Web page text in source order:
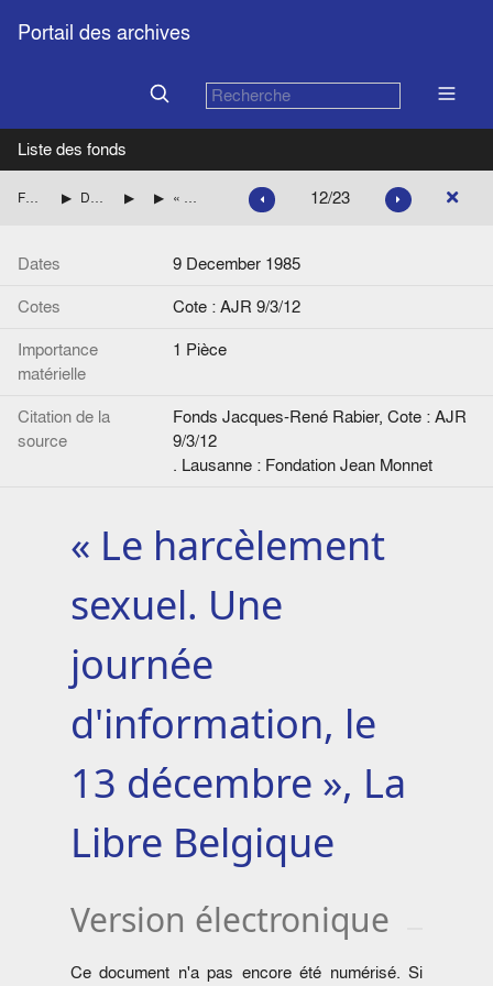
Portail des archives
Liste des fonds
Fonds Jacques-René Rabier Dossiers thématiques sur la construction européenne Femmes et Europe
« Le harcèlement sexuel. Une journée d'information, le 13 décembre », La Libre Belgique 12/23
Dates
9 December 1985
Cotes
Cote : AJR 9/3/12
Importance
matérielle
1 Pièce
Citation de la
source
Fonds Jacques-René Rabier, Cote : AJR
9/3/12
. Lausanne : Fondation Jean Monnet
« Le harcèlement
sexuel. Une
journée
d'information, le
13 décembre », La
Libre Belgique
Version électronique
Ce document n'a pas encore été numérisé. Si